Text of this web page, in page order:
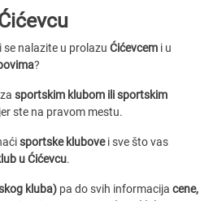
nalazite u prolazu Ćićevcem i u
?
sportskim klubom ili sportskim
jer ste na pravom mestu.
sportske klubovei sve što vas
u Ćićevcu.
kluba) pa do svih informacija cene,